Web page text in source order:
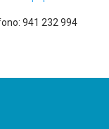
941 232 994